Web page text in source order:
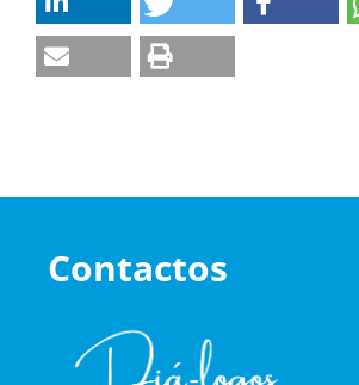
Contactos